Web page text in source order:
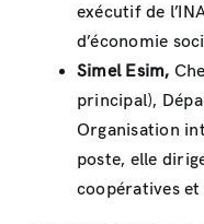
exécutif de
d’économie
Simel Esim,
principal),
Organisation
poste, elle
coopératives et